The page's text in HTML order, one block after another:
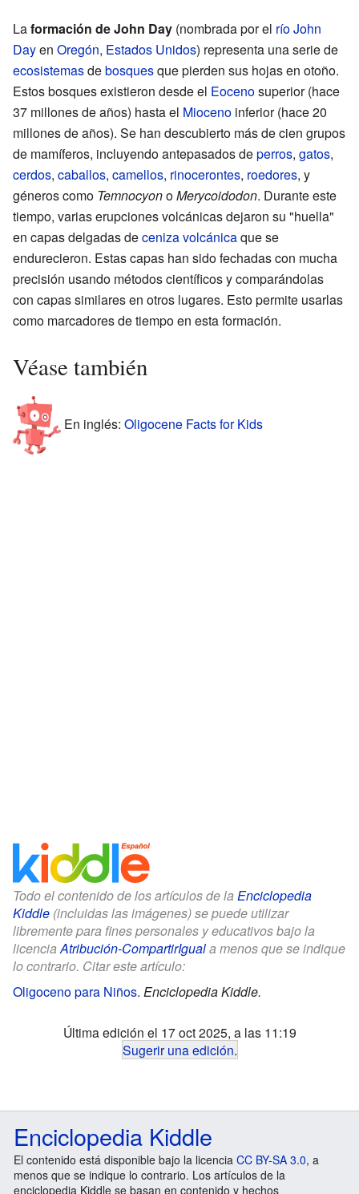
Laformación de John Day (nombrada por el río John
Dayen Oregón, Estados Unidos) representa una serie de
ecosistemasdebosquesque pierden sus hojas en otoño.
Estos bosques existieron desde el Eocenosuperior (hace
37 millones de años) hasta el Mioceno inferior (hace 20
millones de años). Se han descubierto más de cien grupos
de mamíferos, incluyendo antepasados deperros, gatos,
cerdos, caballos, camellos, rinocerontes, roedores, y
géneros como TemnocyonoMerycoidodon. Durante este
tiempo, varias erupciones volcánicas dejaron su "huella"
en capas delgadas deceniza volcánicaque se
endurecieron. Estas capas han sido fechadas con mucha
precisión usando métodos científicos y comparándolas
con capas similares en otros lugares. Esto permite usarlas
como marcadores de tiempo en esta formación.
Véase también
En inglés: Oligocene Facts for Kids
Todo el contenido de los artículos de la Enciclopedia
Kiddle (incluidas las imágenes) se puede utilizar
libremente para fines personales y educativos bajo la
licenciaAtribución-CompartirIguala menos que se indique
lo contrario. Citar este artículo:
Oligoceno para Niños. Enciclopedia Kiddle.
Última edición el 17 oct 2025, a las 11:19
Sugerir una edición.
Enciclopedia Kiddle
El contenido está disponible bajo la licencia CC BY-SA 3.0, a
menos que se indique lo contrario. Los artículos de la
enciclopedia Kiddle se basan en contenido y hechos